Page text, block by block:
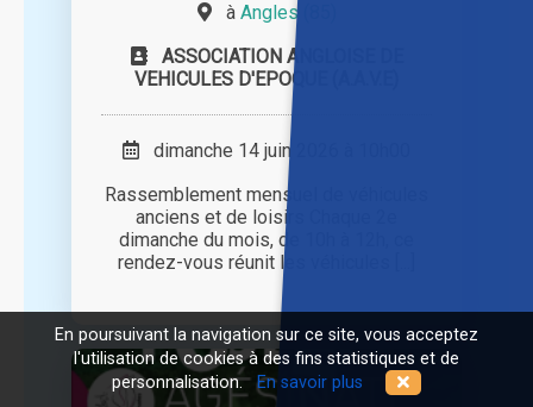
à Angles (85)
ASSOCIATION ANGLOISE DE
VEHICULES D'EPOQUE (A.A.V.E)
dimanche 14 juin 2026 à 10h00
Rassemblement mensuel de véhicules
anciens et de loisirs Chaque 2e
dimanche du mois, de 10h à 12h, ce
rendez-vous réunit les véhicules [...]
En poursuivant la navigation sur ce site, vous acceptez
l'utilisation de cookies à des fins statistiques et de
personnalisation. En savoir plus